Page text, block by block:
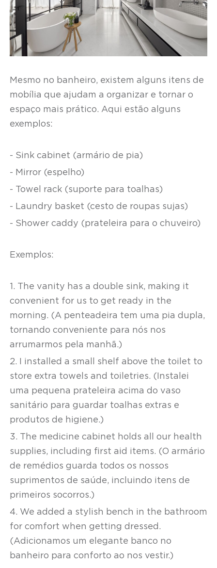
Mesmo no banheiro, existem alguns itens de
mobília que ajudam a organizar e tornar o
espaço mais prático. Aqui estão alguns
exemplos:
- Sink cabinet (armário de pia)
- Mirror (espelho)
- Towel rack (suporte para toalhas)
- Laundry basket (cesto de roupas sujas)
- Shower caddy (prateleira para o chuveiro)
Exemplos:
1. The vanity has a double sink, making it
convenient for us to get ready in the
morning. (A penteadeira tem uma pia dupla,
tornando conveniente para nós nos
arrumarmos pela manhã.)
2. I installed a small shelf above the toilet to
store extra towels and toiletries. (Instalei
uma pequena prateleira acima do vaso
sanitário para guardar toalhas extras e
produtos de higiene.)
3. The medicine cabinet holds all our health
supplies, including first aid items. (O armário
de remédios guarda todos os nossos
suprimentos de saúde, incluindo itens de
primeiros socorros.)
4. We added a stylish bench in the bathroom
for comfort when getting dressed.
(Adicionamos um elegante banco no
banheiro para conforto ao nos vestir.)